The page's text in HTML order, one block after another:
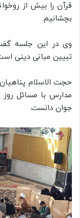
قرآن را بیش از
بچشانیم.
وی در این جلسه
تبیین مبانی دینی
حجت الاسلام
مدارس با مسائل روز
جوان دانست.